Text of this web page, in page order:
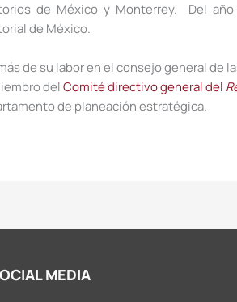
de México y Monterrey. Del
de México.
de su labor en el consejo general de
delComité directivo general del
de planeación estratégica.
MEDIA